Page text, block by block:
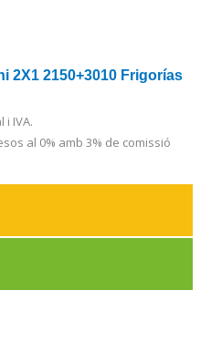
2X1 2150+3010 Frigorías
i IVA.
al 0% amb 3% de comissió